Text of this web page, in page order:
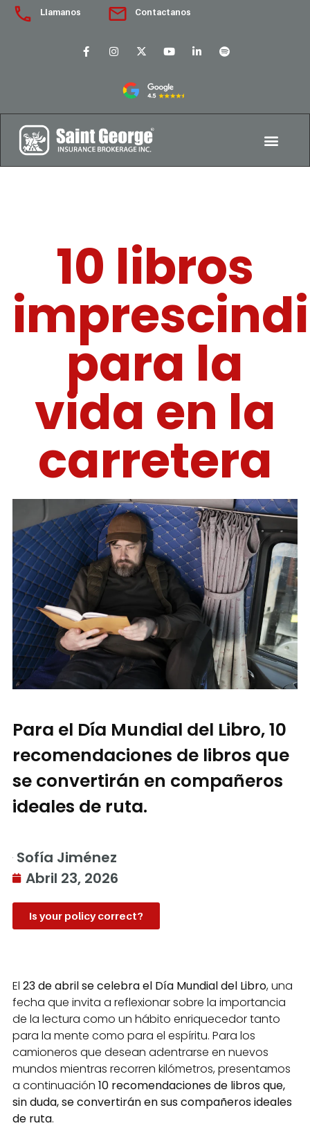
Llamanos Contactanos
10 libros
para la
vida en la
carretera
Para el Día Mundial del Libro, 10
recomendaciones de libros que
se convertirán en compañeros
ideales de ruta.
Sofía Jiménez
Abril 23, 2026
Is your policy correct?
El 23 de abril se celebra el Día Mundial del Libro, una
fecha que invita a reflexionar sobre la importancia
de la lectura como un hábito enriquecedor tanto
para la mente como para el espíritu. Para los
camioneros que desean adentrarse en nuevos
mundos mientras recorren kilómetros, presentamos
a continuación 10 recomendaciones de libros que,
sin duda, se convertirán en sus compañeros ideales
de ruta.